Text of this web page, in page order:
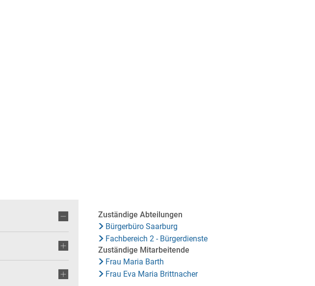
Zuständige Abteilungen
Bürgerbüro Saarburg
Fachbereich 2 - Bürgerdienste
Zuständige Mitarbeitende
Frau Maria Barth
Frau Eva Maria Brittnacher